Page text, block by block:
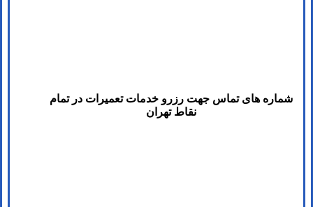
شماره های تماس​ جهت رزرو خدمات تعمیرات در تمام
نقاط تهران